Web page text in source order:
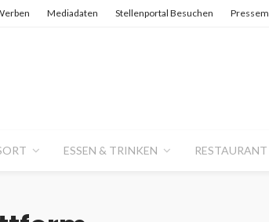
Mediadaten Stellenportal Besuchen
ESSEN & TRINKEN